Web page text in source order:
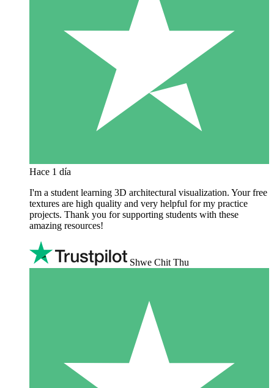
Hace 1 día
I'm a student learning 3D architectural visualization. Your free
textures are high quality and very helpful for my practice
projects. Thank you for supporting students with these
amazing resources!
Shwe Chit Thu